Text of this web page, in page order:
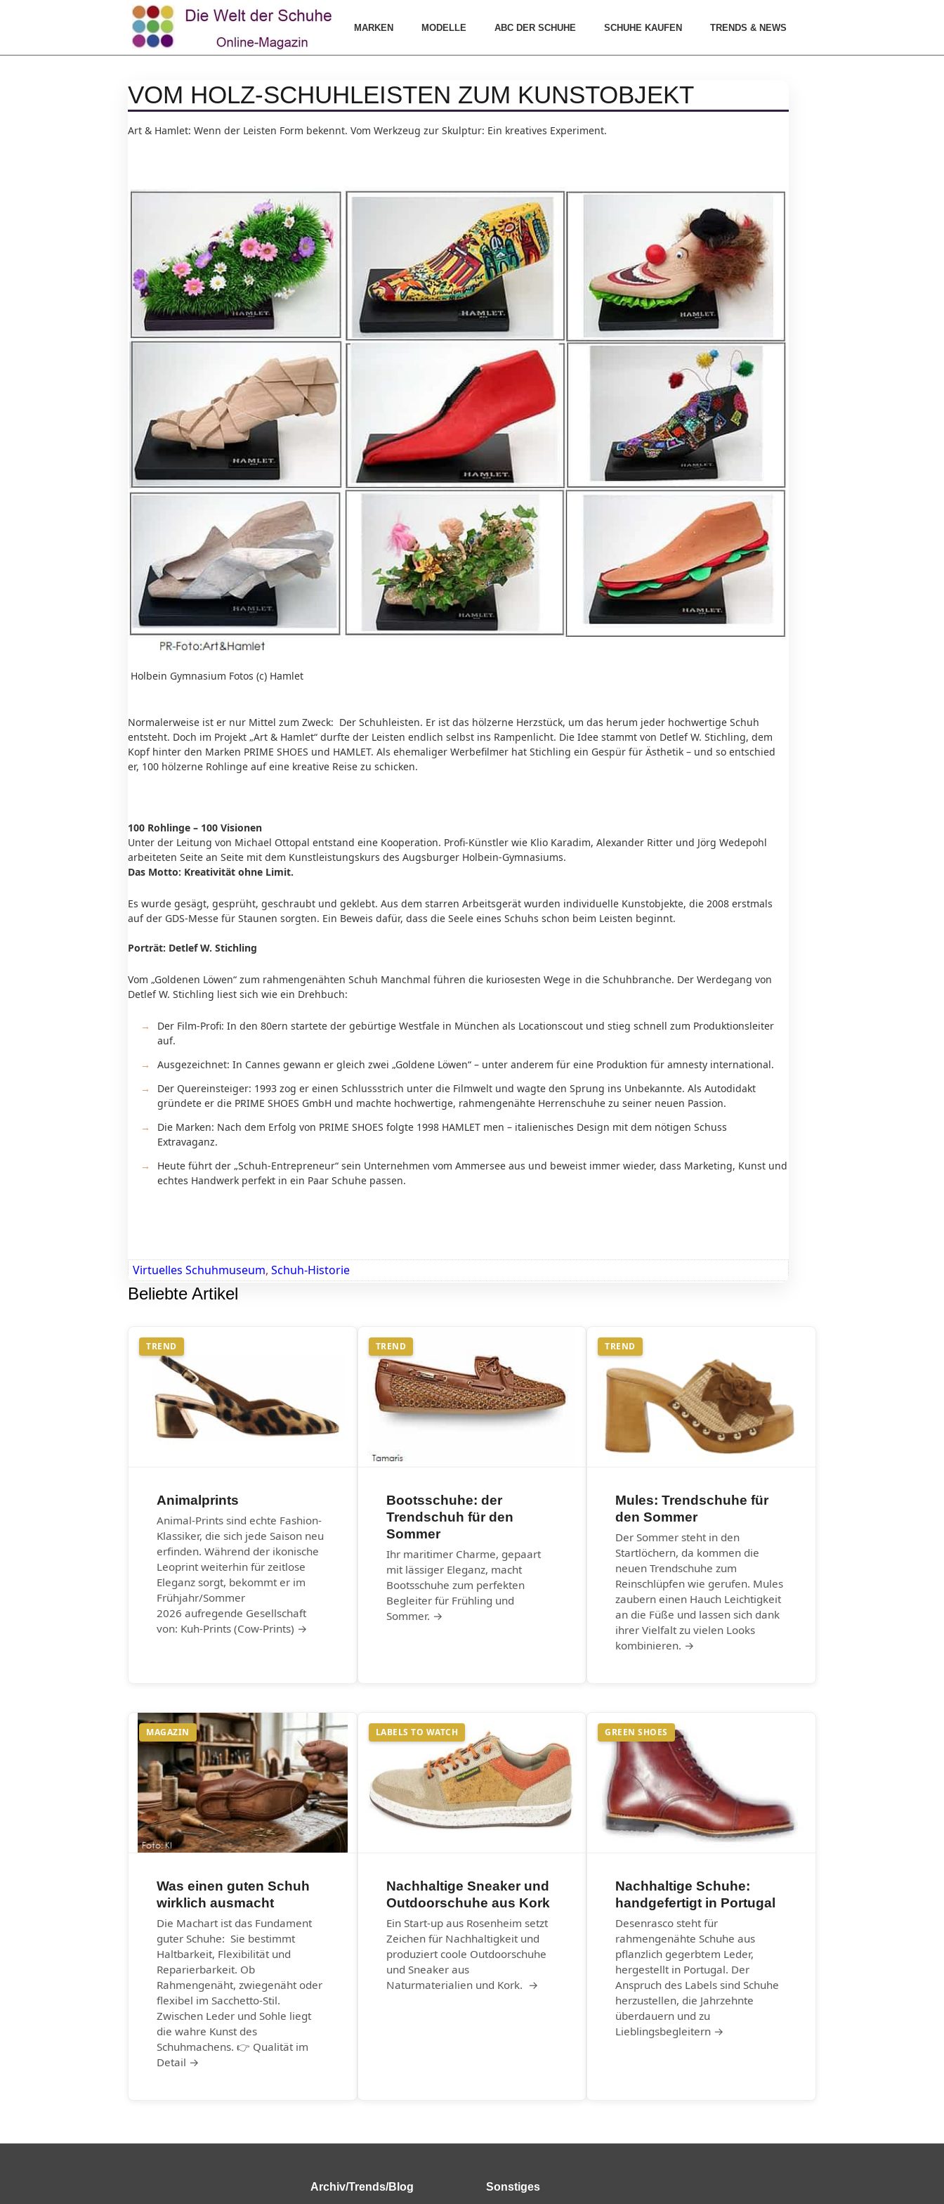
MARKEN MODELLE ABC DER SCHUHE SCHUHE KAUFEN TRENDS & NEWS
VOM HOLZ-SCHUHLEISTEN ZUM KUNSTOBJEKT
Art & Hamlet: Wenn der Leisten Form bekennt. Vom Werkzeug zur Skulptur: Ein kreatives Experiment.
Holbein Gymnasium Fotos (c) Hamlet
Normalerweise ist er nur Mittel zum Zweck: Der Schuhleisten. Er ist das hölzerne Herzstück, um das herum jeder hochwertige Schuh
entsteht. Doch im Projekt „Art & Hamlet“ durfte der Leisten endlich selbst ins Rampenlicht. Die Idee stammt von Detlef W. Stichling, dem
Kopf hinter den Marken PRIME SHOES und HAMLET. Als ehemaliger Werbefilmer hat Stichling ein Gespür für Ästhetik – und so entschied
er, 100 hölzerne Rohlinge auf eine kreative Reise zu schicken.
100 Rohlinge – 100 Visionen
Unter der Leitung von Michael Ottopal entstand eine Kooperation. Profi-Künstler wie Klio Karadim, Alexander Ritter und Jörg Wedepohl
arbeiteten Seite an Seite mit dem Kunstleistungskurs des Augsburger Holbein-Gymnasiums.
Das Motto: Kreativität ohne Limit.
Es wurde gesägt, gesprüht, geschraubt und geklebt. Aus dem starren Arbeitsgerät wurden individuelle Kunstobjekte, die 2008 erstmals
auf der GDS-Messe für Staunen sorgten. Ein Beweis dafür, dass die Seele eines Schuhs schon beim Leisten beginnt.
Porträt: Detlef W. Stichling
Vom „Goldenen Löwen“ zum rahmengenähten Schuh Manchmal führen die kuriosesten Wege in die Schuhbranche. Der Werdegang von
Detlef W. Stichling liest sich wie ein Drehbuch:
Der Film-Profi: In den 80ern startete der gebürtige Westfale in München als Locationscout und stieg schnell zum Produktionsleiter
auf.
Ausgezeichnet: In Cannes gewann er gleich zwei „Goldene Löwen“ – unter anderem für eine Produktion für amnesty international.
Der Quereinsteiger: 1993 zog er einen Schlussstrich unter die Filmwelt und wagte den Sprung ins Unbekannte. Als Autodidakt
gründete er die PRIME SHOES GmbH und machte hochwertige, rahmengenähte Herrenschuhe zu seiner neuen Passion.
Die Marken: Nach dem Erfolg von PRIME SHOES folgte 1998 HAMLET men – italienisches Design mit dem nötigen Schuss
Extravaganz.
Heute führt der „Schuh-Entrepreneur“ sein Unternehmen vom Ammersee aus und beweist immer wieder, dass Marketing, Kunst und
echtes Handwerk perfekt in ein Paar Schuhe passen.
Virtuelles Schuhmuseum, Schuh-Historie
Beliebte Artikel
TREND
Animalprints
Animal-Prints sind echte Fashion-
Klassiker, die sich jede Saison neu
erfinden. Während der ikonische
Leoprint weiterhin für zeitlose
Eleganz sorgt, bekommt er im
Frühjahr/Sommer
2026 aufregende Gesellschaft
von: Kuh-Prints (Cow-Prints) →
TREND
Bootsschuhe: der
Trendschuh für den
Sommer
Ihr maritimer Charme, gepaart
mit lässiger Eleganz, macht
Bootsschuhe zum perfekten
Begleiter für Frühling und
Sommer. →
TREND
Mules: Trendschuhe für
den Sommer
Der Sommer steht in den
Startlöchern, da kommen die
neuen Trendschuhe zum
Reinschlüpfen wie gerufen. Mules
zaubern einen Hauch Leichtigkeit
an die Füße und lassen sich dank
ihrer Vielfalt zu vielen Looks
kombinieren. →
MAGAZIN
Was einen guten Schuh
wirklich ausmacht
Die Machart ist das Fundament
guter Schuhe: Sie bestimmt
Haltbarkeit, Flexibilität und
Reparierbarkeit. Ob
Rahmengenäht, zwiegenäht oder
flexibel im Sacchetto-Stil.
Zwischen Leder und Sohle liegt
die wahre Kunst des
Schuhmachens. 👉 Qualität im
Detail →
LABELS TO WATCH
Nachhaltige Sneaker und
Outdoorschuhe aus Kork
Ein Start-up aus Rosenheim setzt
Zeichen für Nachhaltigkeit und
produziert coole Outdoorschuhe
und Sneaker aus
Naturmaterialien und Kork. →
GREEN SHOES
Nachhaltige Schuhe:
handgefertigt in Portugal
Desenrasco steht für
rahmengenähte Schuhe aus
pflanzlich gegerbtem Leder,
hergestellt in Portugal. Der
Anspruch des Labels sind Schuhe
herzustellen, die Jahrzehnte
überdauern und zu
Lieblingsbegleitern →
Archiv/Trends/Blog Sonstiges